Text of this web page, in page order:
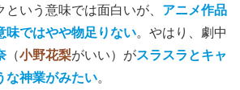
いう意味では面白いが、 アニメ作品
味ではやや物足りない。やはり、劇中
（小野花梨がいい）がスラスラとキャ
な神業がみたい。